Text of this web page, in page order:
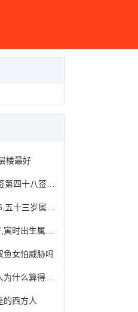
楼最好
鱼女怕威胁吗
的西方人